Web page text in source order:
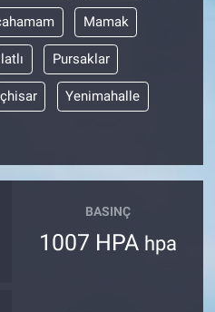
Mamak
Pursaklar
Yenimahalle
BASINÇ
1007 HPA hpa